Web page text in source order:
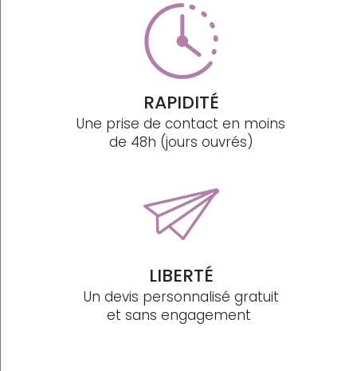
RAPIDITÉ
Une prise de contact en moins
de 48h (jours ouvrés)
LIBERTÉ
Un devis personnalisé gratuit
et sans engagement